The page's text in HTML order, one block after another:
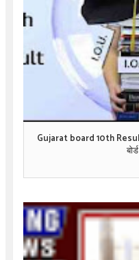
Gujarat board 10th